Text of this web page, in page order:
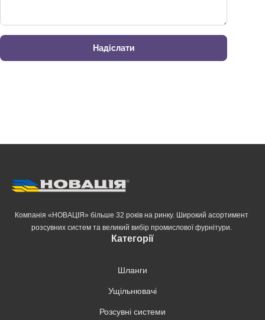
Надіслати
Компанія «НОВАЦІЯ» більше 32 років на ринку. Широкий асортимент
розсувних систем та великий вибір промислової фурнітури.
Категорії
Шланги
Ущільнювачі
Розсувні системи